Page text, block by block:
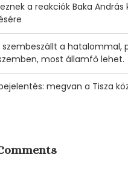
a reakciók Baka András
szembeszállt a hatalommal,
most államfő lehet.
megvan a Tisza